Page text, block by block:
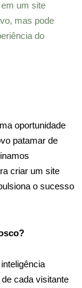
um site
mas pode
do
oportunidade
patamar de
criar um site
o sucesso
cada visitante